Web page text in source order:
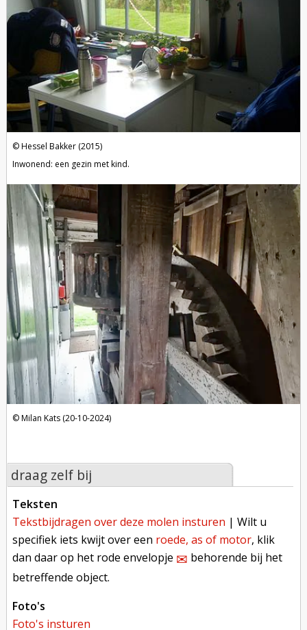
Hessel Bakker (2015)
Inwonend: een gezin met kind.
Milan Kats (20-10-2024)
draag zelf bij
teksten
tekstbijdragen over deze molen insturen | Wilt u
specifiek iets kwijt over een roede, as of motor, klik
dan daar op het rode envelopje ✉︎ behorende bij het
betreffende object.
foto's
foto's insturen